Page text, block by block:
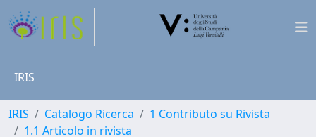
IRIS
IRIS Catalogo Ricerca
1 Contributo su Rivista
1.1 Articolo in rivista